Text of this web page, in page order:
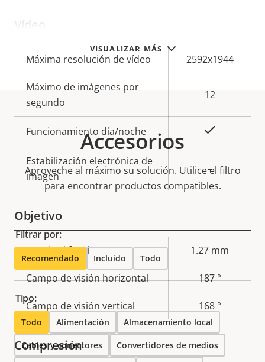
VISUALIZAR MÁS
Vídeo
Descripción
de
propiedad
Valor de
la
propiedad
Máxima resolución de vídeo 2592x1944
Máximo de imágenes por
segundo
12
Funcionamiento día/noche
Estabilización electrónica de
imagen
–
Objetivo
Descripción
de
propiedad
Valor de
la
propiedad
Longitud focal 1.27 mm
Campo de visión horizontal 187 °
Campo de visión vertical 168 °
Compresión
Accesorios
Aproveche al máximo su solución. Utilice el filtro
para encontrar productos compatibles.
Filtrar por:
Recomendado Incluido Todo
Tipo:
Todo Alimentación Almacenamiento local
Cables y conectores Convertidores de medios